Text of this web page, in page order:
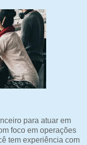
para atuar em
foco em operações
tem experiência com